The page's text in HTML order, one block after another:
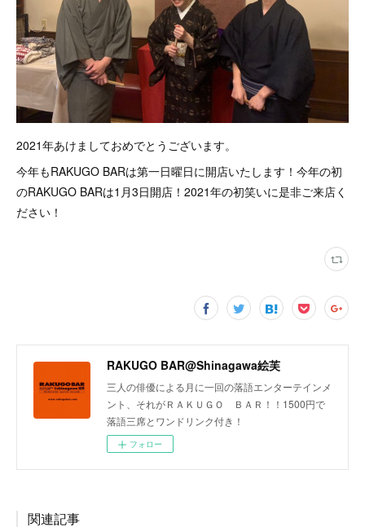
2021年あけましておめでとうございます。
今年もRAKUGO BARは第一日曜日に開店いたします！今年の初
のRAKUGO BARは1月3日開店！2021年の初笑いに是非ご来店く
ださい！
RAKUGO BAR@Shinagawa絵芙
三人の俳優による月に一回の落語エンターテインメ
ント、それがＲＡＫＵＧＯ ＢＡＲ！！1500円で
落語三席とワンドリンク付き！
フォロー
関連記事